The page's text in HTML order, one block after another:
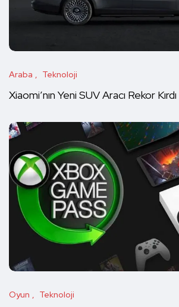
Araba Teknoloji
Xiaomi’nın Yeni SUV Aracı Rekor Kırdı
Oyun Teknoloji